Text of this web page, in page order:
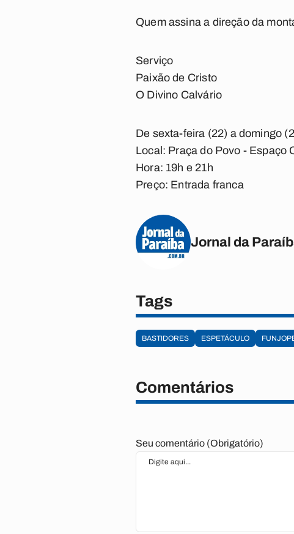
Quem assina a direção da
Serviço
Paixão de Cristo
O Divino Calvário
De sexta-feira (22) a domingo
Local: Praça do Povo - Espaço
Hora: 19h e 21h
Preço: Entrada franca
Jornal da
Tags
BASTIDORES ESPETÁCULO
Comentários
Seu comentário (Obrigatório)